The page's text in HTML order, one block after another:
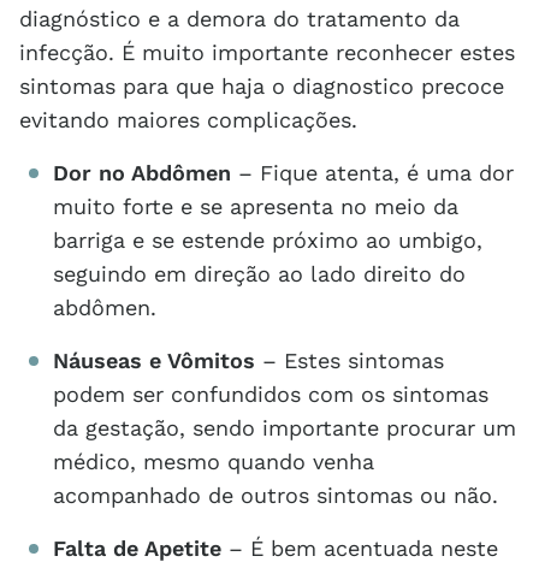
diagnóstico e a demora do tratamento da
infecção. É muito importante reconhecer estes
sintomas para que haja o diagnostico precoce
evitando maiores complicações.
Dor no Abdômen – Fique atenta, é uma dor
muito forte e se apresenta no meio da
barriga e se estende próximo ao umbigo,
seguindo em direção ao lado direito do
abdômen.
Náuseas e Vômitos – Estes sintomas
podem ser confundidos com os sintomas
da gestação, sendo importante procurar um
médico, mesmo quando venha
acompanhado de outros sintomas ou não.
Falta de Apetite – É bem acentuada neste